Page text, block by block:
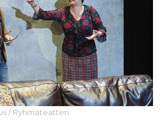
/ Ryhmäteatteri